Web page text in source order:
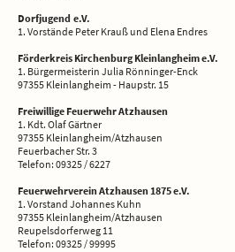
Dorfjugend e.V.
1. Vorstände Peter Krauß und Elena Endres
Förderkreis Kirchenburg Kleinlangheim e.V.
1. Bürgermeisterin Julia Rönninger-Enck
97355 Kleinlangheim - Haupstr. 15
Freiwillige Feuerwehr Atzhausen
1. Kdt. Olaf Gärtner
97355 Kleinlangheim/Atzhausen
Feuerbacher Str. 3
Telefon: 09325 / 6227
Feuerwehrverein Atzhausen 1875 e.V.
1. Vorstand Johannes Kuhn
97355 Kleinlangheim/Atzhausen
Reupelsdorferweg 11
Telefon: 09325 / 99995